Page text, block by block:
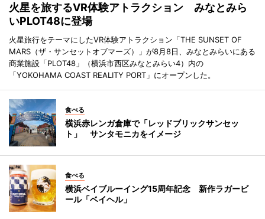
火星を旅するVR体験アトラクション みなとみら
いPLOT48に登場
火星旅行をテーマにしたVR体験アトラクション「THE SUNSET OF
MARS（ザ・サンセットオブマーズ）」が8月8日、みなとみらいにある
商業施設「PLOT48」（横浜市西区みなとみらい4）内の
「YOKOHAMA COAST REALITY PORT」にオープンした。
食べる
横浜赤レンガ倉庫で「レッドブリックサンセッ
ト」 サンタモニカをイメージ
食べる
横浜ベイブルーイング15周年記念 新作ラガービ
ール「ベイヘル」